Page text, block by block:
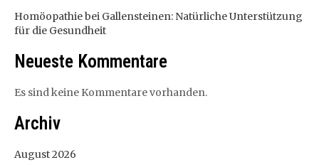
Homöopathie bei Gallensteinen: Natürliche Unterstützung
für die Gesundheit
Neueste Kommentare
Es sind keine Kommentare vorhanden.
Archiv
August 2026